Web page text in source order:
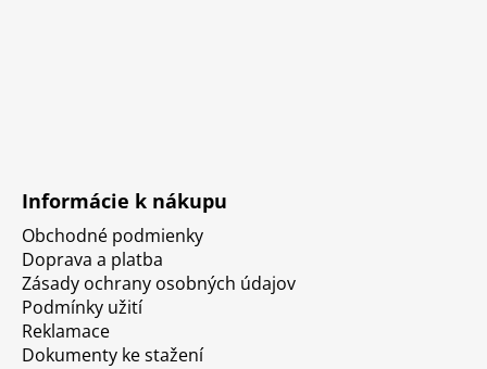
Informácie k nákupu
Obchodné podmienky
Doprava a platba
Zásady ochrany osobných údajov
Podmínky užití
Reklamace
Dokumenty ke stažení